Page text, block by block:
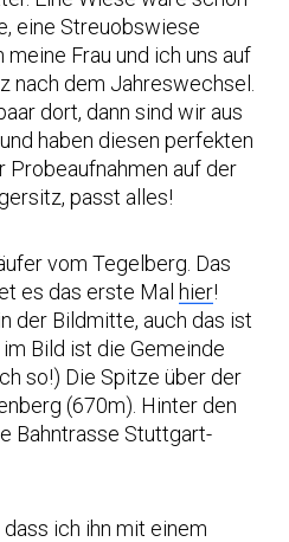
eine Streuobswiese
Frau und ich uns auf
nach dem Jahreswechsel.
dort, dann sind wir aus
haben diesen perfekten
Probeaufnahmen auf der
passt alles!
vom Tegelberg. Das
es das erste Mal hier!
der Bildmitte, auch das ist
im Bild ist die Gemeinde
so!) Die Spitze über der
(670m). Hinter den
Bahntrasse Stuttgart-
ich ihn mit einem